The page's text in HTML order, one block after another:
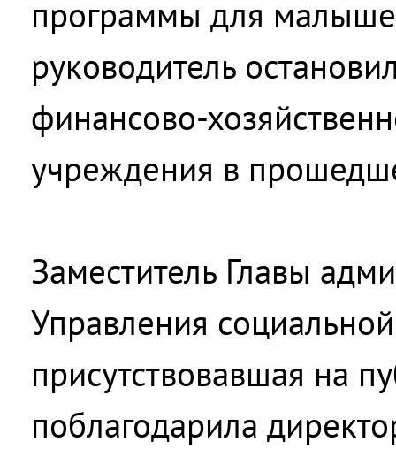
программы для
руководитель
финансово-
учреждения в
Заместитель Главы
Управления
присутствовавшая на
поблагодарила